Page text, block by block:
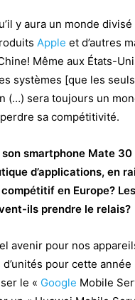
y aura un monde
Apple et d’autres
Même aux États-
systèmes [que les
(…) sera toujours un
sa compétitivité.
smartphone Mate
d’applications, en
en Europe?
ils prendre le relais?
avenir pour nos
pour cette
le « Google Mobile